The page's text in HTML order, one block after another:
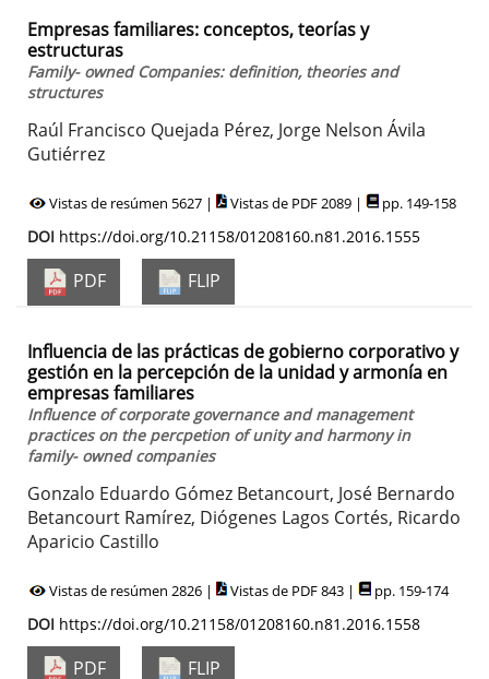
Empresas familiares: conceptos, teorías y
estructuras
Family- owned Companies: definition, theories and
structures
Raúl Francisco Quejada Pérez, Jorge Nelson Ávila
Gutiérrez
Vistas de resúmen 5627 | Vistas de PDF 2089 | pp. 149-158
DOI https://doi.org/10.21158/01208160.n81.2016.1555
PDF FLIP
Influencia de las prácticas de gobierno corporativo y
gestión en la percepción de la unidad y armonía en
empresas familiares
Influence of corporate governance and management
practices on the percpetion of unity and harmony in
family- owned companies
Gonzalo Eduardo Gómez Betancourt, José Bernardo
Betancourt Ramírez, Diógenes Lagos Cortés, Ricardo
Aparicio Castillo
Vistas de resúmen 2826 | Vistas de PDF 843 | pp. 159-174
DOI https://doi.org/10.21158/01208160.n81.2016.1558
PDF FLIP